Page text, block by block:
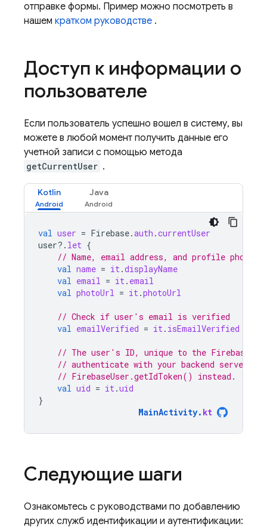
отправке формы. Пример можно посмотреть в
нашем кратком руководстве .
Доступ к информации о
пользователе
Если пользователь успешно вошел в систему, вы
можете в любой момент получить данные его
учетной записи с помощью метода
getCurrentUser .
Kotlin Java
val user = Firebase.auth .currentUser
user?. let {
// Name, email address, and profile photo
val name = it.displayName
val email = it. email
val photoUrl = it.photoUrl
// Check if user's email is verified
val emailVerified = it. isEmailVerified
// The user's ID, unique to the Firebase
// authenticate with your backend server, if
// FirebaseUser.getIdToken() instead.
val uid = it.uid
}
MainActivity. kt
Следующие шаги
Ознакомьтесь с руководствами по добавлению
других служб идентификации и аутентификации: